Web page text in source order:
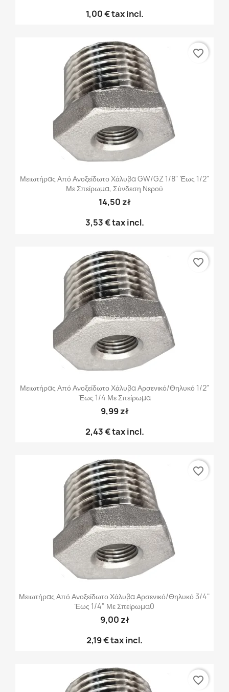
1,00 €tax incl.
Μειωτήρας Από Ανοξείδωτο Χάλυβα GW/GZ 1/8" Έως 1/2"
Με Σπείρωμα, Σύνδεση Νερού
14,50 zł
3,53 €tax incl.
favorite_border
Μειωτήρας Από Ανοξείδωτο Χάλυβα Αρσενικό/θηλυκό 1/2"
Έως 1/4 Με Σπείρωμα
9,99 zł
2,43 €tax incl.
favorite_border
Μειωτήρας Από Ανοξείδωτο Χάλυβα Αρσενικό/θηλυκό 3/4"
Έως 1/4" Με Σπείρωμα0
9,00 zł
2,19 €tax incl.
favorite_border
favorite_border